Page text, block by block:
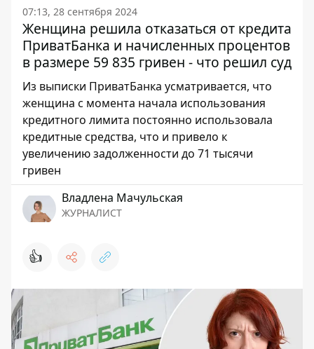
07:13, 28 сентября 2024
Женщина решила отказаться от кредита
ПриватБанка и начисленных процентов
в размере 59 835 гривен - что решил суд
Из выписки ПриватБанка усматривается, что
женщина с момента начала использования
кредитного лимита постоянно использовала
кредитные средства, что и привело к
увеличению задолженности до 71 тысячи
гривен
Владлена Мачульская
ЖУРНАЛИСТ
👍